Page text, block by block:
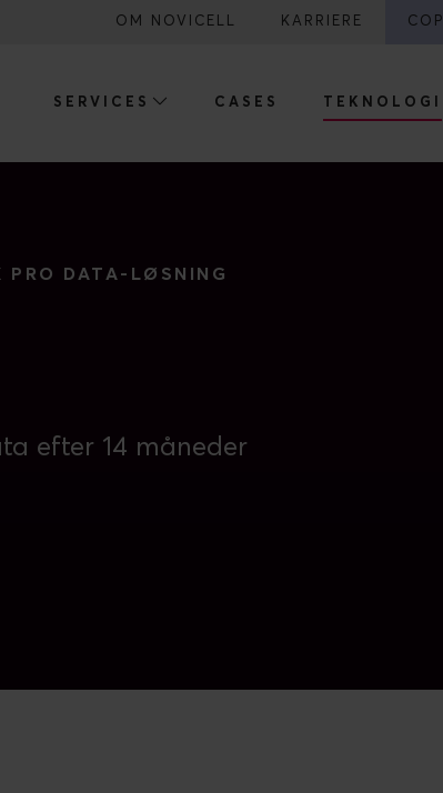
OM NOVICELL KARRIERE
SERVICES CASES TEKNOLOGI
PRO DATA-LØSNING
efter 14 måneder